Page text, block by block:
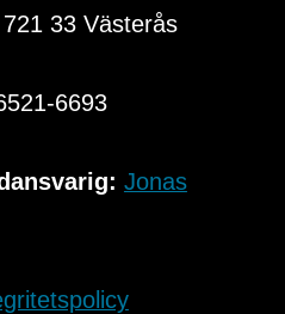
33Västerås
6693
Jonas